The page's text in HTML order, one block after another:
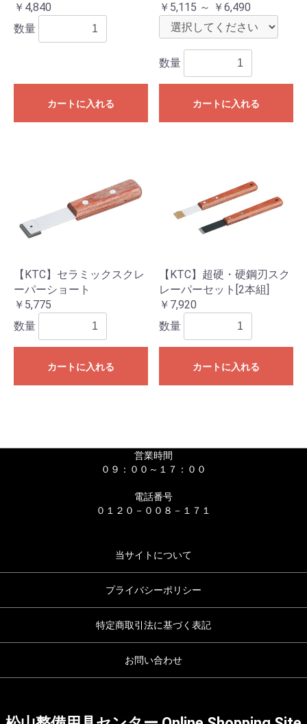
￥4,840
数量
カートに入れる
￥5,115 ～ ￥6,490
数量
カートに入れる
【KTC】セラミックスクレ
ーパーショート
￥5,775
数量
カートに入れる
【KTC】超硬・硬鋼刃スク
レーパーセット[2本組]
￥7,920
数量
カートに入れる
営業時間
０９：００～１７：００
電話番号
０１２０－００８－１７１
当サイトについて
プライバシーポリシー
特定商取引法に基づく表記
お問い合わせ